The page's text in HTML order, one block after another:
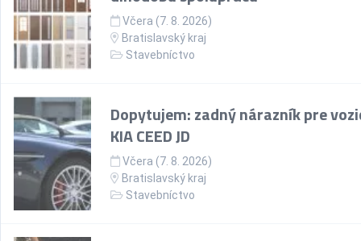
Včera (7. 8. 2026)
Bratislavský kraj
Stavebníctvo
Dopytujem: zadný nárazník pre
KIA CEED JD
Včera (7. 8. 2026)
Bratislavský kraj
Stavebníctvo